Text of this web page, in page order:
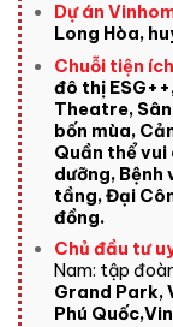
Dự án
Long Hòa,
Chuỗi tiện
đô thị
Theatre,
bốn mùa,
Quần thể
dưỡng, Bệnh
tầng, Đại
đồng.
Chủ đầu tư
Nam: tập
Grand Park,
Phú